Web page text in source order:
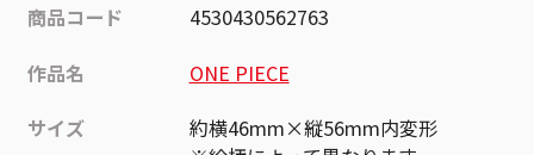
商品コード
4530430562763
作品名
ONE PIECE
サイズ
約横46mm×縦56mm内変形